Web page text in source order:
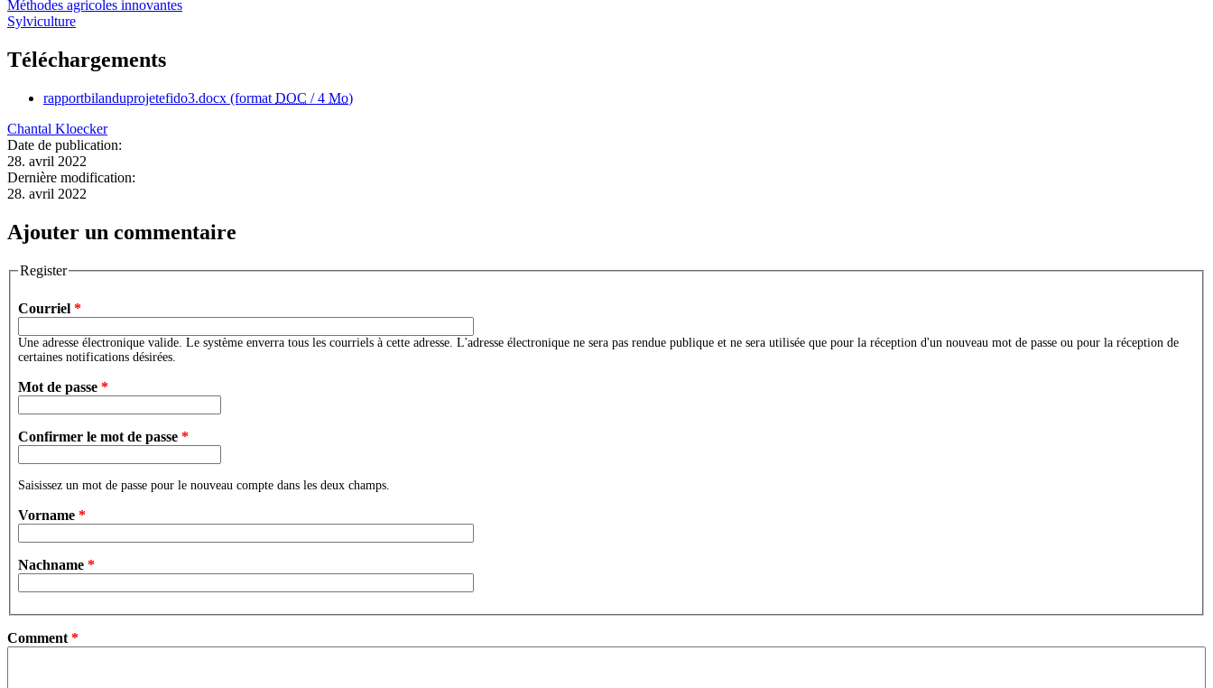
Méthodes agricoles innovantes
Sylviculture
Téléchargements
rapportbilanduprojetefido3.docx (format DOC / 4 Mo)
Chantal Kloecker
Date de publication:
28. avril 2022
Dernière modification:
28. avril 2022
Ajouter un commentaire
Register
Courriel *
Une adresse électronique valide. Le système enverra tous les courriels à cette adresse. L'adresse électronique ne sera pas rendue publique et ne sera utilisée que pour la réception d'un nouveau mot de passe ou pour la réception de
certaines notifications désirées.
Mot de passe *
Confirmer le mot de passe *
Saisissez un mot de passe pour le nouveau compte dans les deux champs.
Vorname *
Nachname *
Comment *